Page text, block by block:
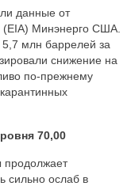
данные от
(EIA) Минэнерго США.
5,7 млн баррелей за
снижение на
по-прежнему
70,00
продолжает
сильно ослаб в